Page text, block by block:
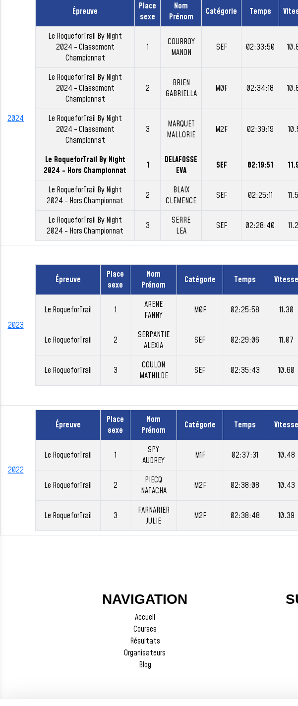
2024
Épreuve
Place
sexe
Nom
Prénom
Catégorie Temps
Le RoqueforTrail By Night
2024 - Classement
Championnat
1
COURROY
MANON
SEF 02:33:50
Le RoqueforTrail By Night
2024 - Classement
Championnat
2
BRIEN
GABRIELLA
M0F 02:34:18
Le RoqueforTrail By Night
2024 - Classement
Championnat
3
MARQUET
MALLORIE
M2F 02:39:19
Le RoqueforTrail By Night
2024 - Hors Championnat
1
DELAFOSSE
EVA
SEF 02:19:51
Le RoqueforTrail By Night
2024 - Hors Championnat
2
BLAIX
CLEMENCE
SEF 02:25:11
Le RoqueforTrail By Night
2024 - Hors Championnat
3
SERRE
LEA
SEF 02:28:40
2023
Épreuve
Place
sexe
Nom
Prénom
Catégorie Temps Vitesse
Le RoqueforTrail 1
ARENE
FANNY
M0F 02:25:58 11.30
Le RoqueforTrail 2
SERPANTIE
ALEXIA
SEF 02:29:06 11.07
Le RoqueforTrail 3
COULON
MATHILDE
SEF 02:35:43 10.60
2022
Épreuve
Place
sexe
Nom
Prénom
Catégorie Temps Vitesse
Le RoqueforTrail 1
SPY
AUDREY
M1F 02:37:31 10.48
Le RoqueforTrail 2
PIECQ
NATACHA
M2F 02:38:08 10.43
Le RoqueforTrail 3
FARNARIER
JULIE
M2F 02:38:48 10.39
NAVIGATION
Accueil
Courses
Résultats
Organisateurs
Blog